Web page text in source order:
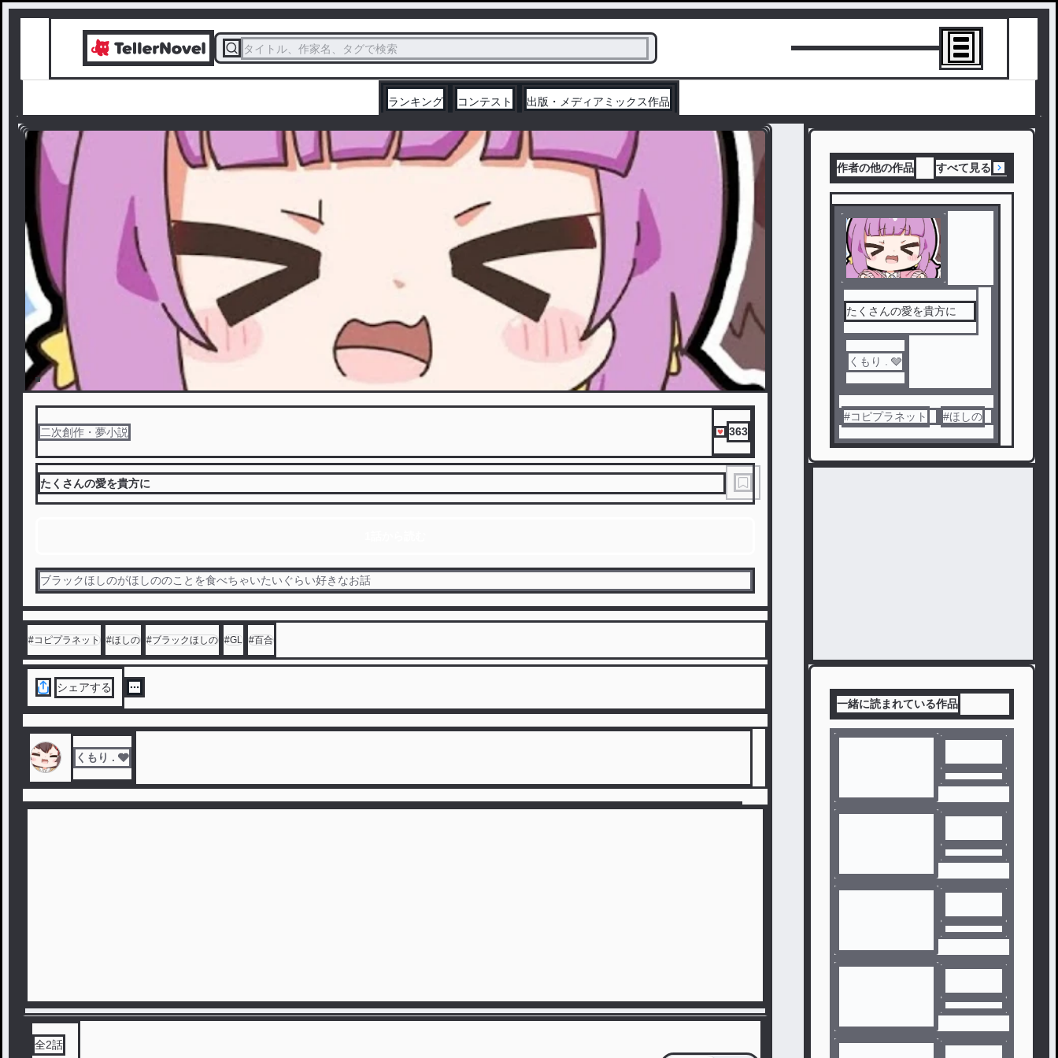
タイトル、作家名、タグで検索
ランキング コンテスト 出版・メディアミックス作品
二次創作・夢小説 363
たくさんの愛を貴方に
ブラックほしのがほしののことを食べちゃいたいぐらい好きなお話
#コピプラネット #ほしの #ブラックほしの #GL #百合
シェアする
くもり . 🩶
全2話
作者の他の作品 すべて見る
たくさんの愛を貴方に
くもり . 🩶
#コピプラネット #ほしの
一緒に読まれている作品